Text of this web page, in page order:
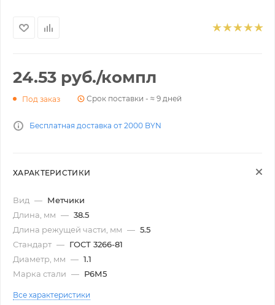
24.53 руб./компл
Под заказ Срок поставки - ≈ 9 дней
Бесплатная доставка от 2000 BYN
ХАРАКТЕРИСТИКИ
Вид — Метчики
Длина, мм — 38.5
Длина режущей части, мм — 5.5
Стандарт — ГОСТ 3266-81
Диаметр, мм — 1.1
Марка стали — Р6М5
Все характеристики